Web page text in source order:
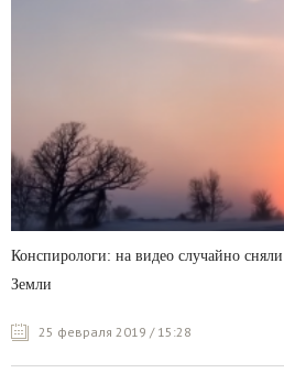
Конспирологи: на видео случайно
Земли
25 февраля 2019 / 15:28